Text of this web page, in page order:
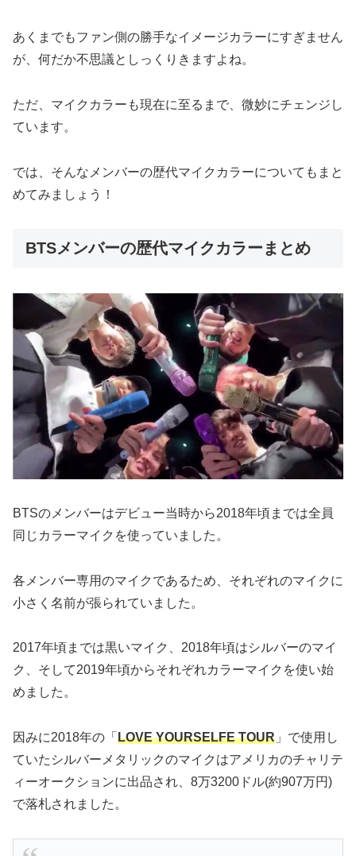
あくまでもファン側の勝手なイメージカラーにすぎません
が、何だか不思議としっくりきますよね。
ただ、マイクカラーも現在に至るまで、微妙にチェンジし
ています。
では、そんなメンバーの歴代マイクカラーについてもまと
めてみましょう！
BTSメンバーの歴代マイクカラーまとめ
BTSのメンバーはデビュー当時から2018年頃までは全員
同じカラーマイクを使っていました。
各メンバー専用のマイクであるため、それぞれのマイクに
小さく名前が張られていました。
2017年頃までは黒いマイク、2018年頃はシルバーのマイ
ク、そして2019年頃からそれぞれカラーマイクを使い始
めました。
因みに2018年の「 LOVE YOURSELFE TOUR 」で使用し
ていたシルバーメタリックのマイクはアメリカのチャリテ
ィーオークションに出品され、8万3200ドル(約907万円)
で落札されました。